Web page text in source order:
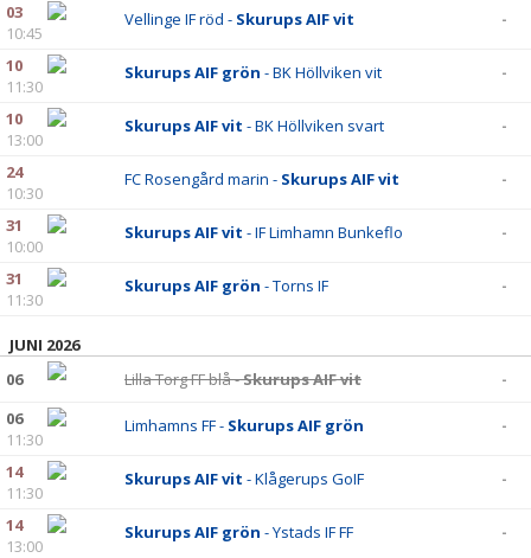
03
10:45
Vellinge IF röd - Skurups AIF vit -
10
11:30
Skurups AIF grön - BK Höllviken vit -
10
13:00
Skurups AIF vit - BK Höllviken svart -
24
10:30
FC Rosengård marin - Skurups AIF vit -
31
10:00
Skurups AIF vit - IF Limhamn Bunkeflo -
31
11:30
Skurups AIF grön - Torns IF -
JUNI 2026
06
Lilla Torg FF blå -Skurups AIF vit
-
06
11:30
Limhamns FF - Skurups AIF grön -
14
11:30
Skurups AIF vit - Klågerups GoIF -
14
13:00
Skurups AIF grön - Ystads IF FF -